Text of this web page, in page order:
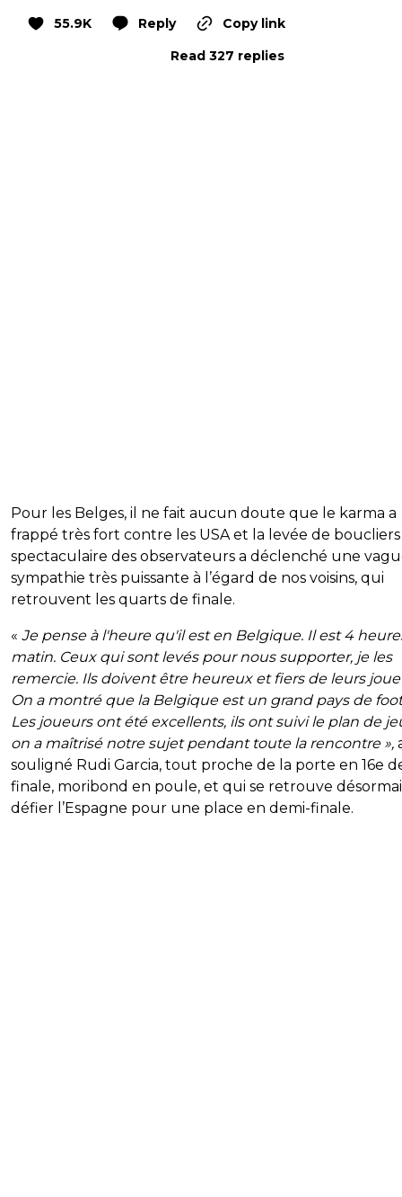
55.9K Reply
Copy link
Read 327 replies
Pour les Belges, il ne fait aucun doute que le karma a
frappé très fort contre les USA et la levée de boucliers
spectaculaire des observateurs a déclenché une
sympathie très puissante à l’égard de nos voisins, qui
retrouvent les quarts de finale.
« Je pense à l'heure qu'il est en Belgique. Il est 4
matin. Ceux qui sont levés pour nous supporter, je les
remercie. Ils doivent être heureux et fiers de leurs
On a montré que la Belgique est un grand pays de
Les joueurs ont été excellents, ils ont suivi le plan de
on a maîtrisé notre sujet pendant toute la rencontre »,
souligné Rudi Garcia, tout proche de la porte en 16e
finale, moribond en poule, et qui se retrouve
défier l’Espagne pour une place en demi-finale.